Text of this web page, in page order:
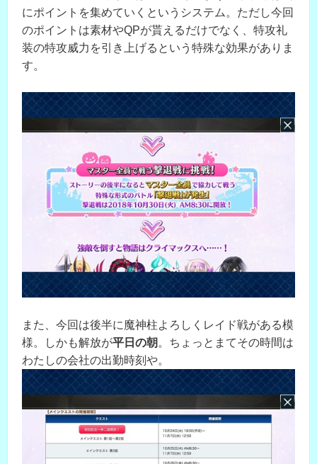
にポイントを集めていくというシステム。ただし今回
のポイントは素材やQPが貰えるだけでなく、特攻礼
装の特攻威力を引き上げるという特殊な効果がありま
す。
また、今回は後半に魔神柱よろしくレイド戦がある模
様。しかも解放が平日の朝 。ちょっとまてその時間は
わたしの会社の出勤時刻や。